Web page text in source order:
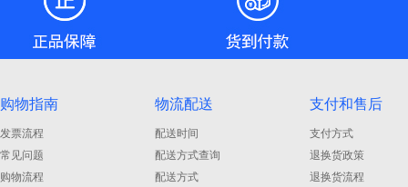
购物指南
发票流程
常见问题
购物流程
物流配送
配送时间
配送方式查询
配送方式
支付和售后
支付方式
退换货政策
退换货流程